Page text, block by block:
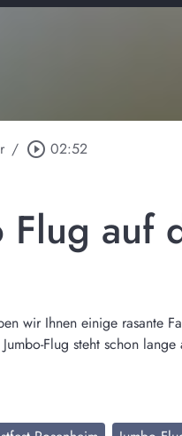
/ play_circle_outline 02:52
Flug auf
wir Ihnen einige rasante
Flug steht schon